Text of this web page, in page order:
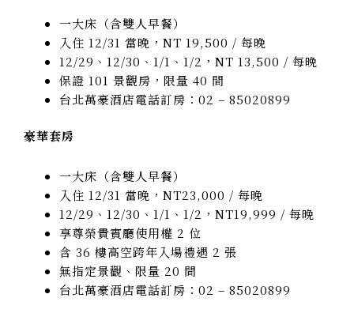
一大床（含雙人早餐）
入住 12/31 當晚，NT 19,500 / 每晚
12/29、12/30、1/1、1/2，NT 13,500 / 每晚
保證 101 景觀房，限量 40 間
台北萬豪酒店電話訂房：02 – 85020899
豪華套房
一大床（含雙人早餐）
入住 12/31 當晚，NT23,000 / 每晚
12/29、12/30、1/1、1/2，NT19,999 / 每晚
享尊榮貴賓廳使用權 2 位
含 36 樓高空跨年入場禮遇 2 張
無指定景觀、限量 20 間
台北萬豪酒店電話訂房：02 – 85020899